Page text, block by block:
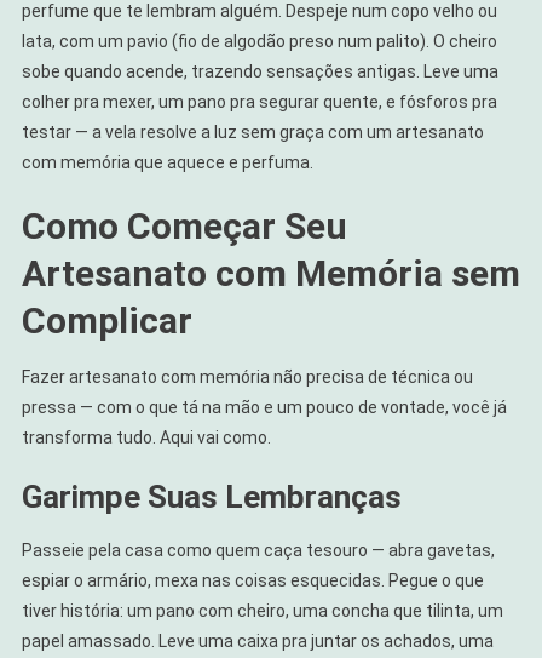
perfume que te lembram alguém. Despeje num copo velho ou
lata, com um pavio (fio de algodão preso num palito). O cheiro
sobe quando acende, trazendo sensações antigas. Leve uma
colher pra mexer, um pano pra segurar quente, e fósforos pra
testar — a vela resolve a luz sem graça com um artesanato
com memória que aquece e perfuma.
Como Começar Seu
Artesanato com Memória sem
Complicar
Fazer artesanato com memória não precisa de técnica ou
pressa — com o que tá na mão e um pouco de vontade, você já
transforma tudo. Aqui vai como.
Garimpe Suas Lembranças
Passeie pela casa como quem caça tesouro — abra gavetas,
espiar o armário, mexa nas coisas esquecidas. Pegue o que
tiver história: um pano com cheiro, uma concha que tilinta, um
papel amassado. Leve uma caixa pra juntar os achados, uma